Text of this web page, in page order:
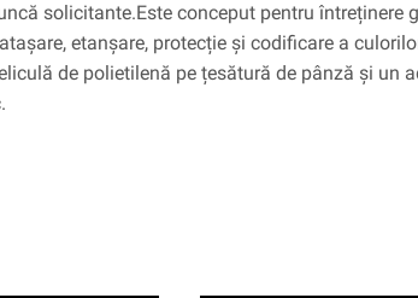
solicitante.Este conceput pentru întreținere
etanșare, protecție și codificare a
de polietilenă pe țesătură de pânză și un